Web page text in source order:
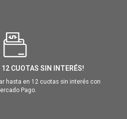
12 CUOTAS SIN INTERÉS!
hasta en 12 cuotas sin interés con
Pago.